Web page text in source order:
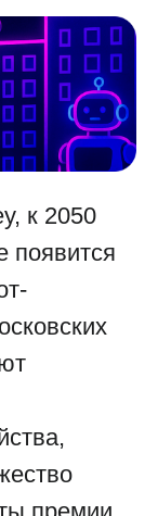
к 2050
появится